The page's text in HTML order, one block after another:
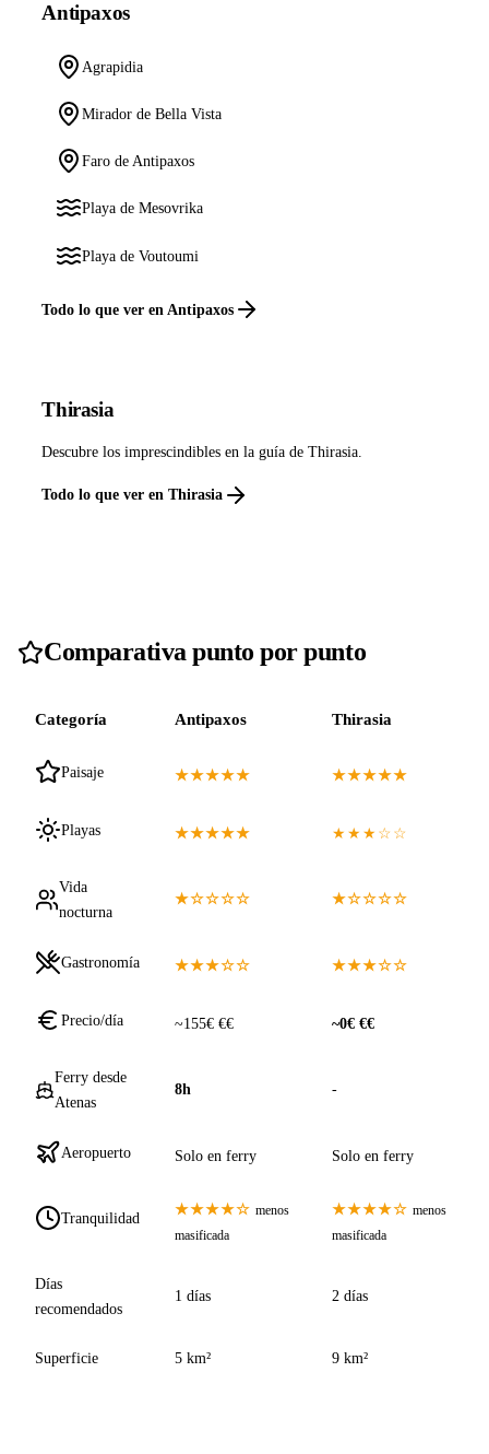
Antipaxos
Agrapidia
Mirador de Bella Vista
Faro de Antipaxos
Playa de Mesovrika
Playa de Voutoumi
Todo lo que ver en Antipaxos
Thirasia
Descubre los imprescindibles en la guía de Thirasia.
Todo lo que ver en Thirasia
Comparativa punto por punto
Categoría Antipaxos Thirasia
Paisaje ★★★★★ ★★★★★
Playas ★★★★★ ★★★☆☆
Vida
nocturna
★☆☆☆☆ ★☆☆☆☆
Gastronomía ★★★☆☆ ★★★☆☆
Precio/día ~155€ €€ ~0€ €€
Ferry desde
Atenas
8h -
Aeropuerto Solo en ferry Solo en ferry
Tranquilidad ★★★★☆ menos
masificada
★★★★☆ menos
masificada
Días
recomendados
1 días 2 días
Superficie 5 km² 9 km²